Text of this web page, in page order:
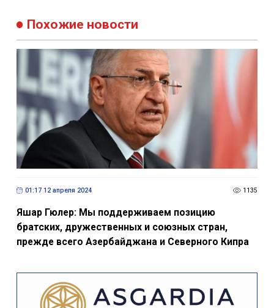
Похожие новости
01:17 12 апреля 2024 1135
Яшар Гюлер: Мы поддерживаем позицию
братских, дружественных и союзных стран,
прежде всего Азербайджана и Северного Кипра